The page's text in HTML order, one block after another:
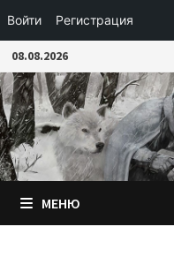
Войти Регистрация
Перейти
к
содержимому
08.08.2026
МЕНЮ